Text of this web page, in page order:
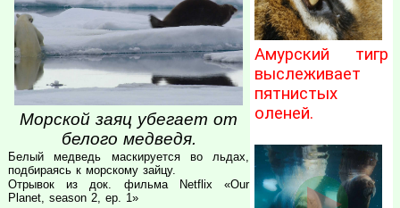
Морской заяц убегает от
белого медведя.
Белый медведь маскируется во льдах,
подбираясь к морскому зайцу.
Отрывок из док. фильма Netflix «Our
Planet, season 2, ep. 1»
Амурский тигр
выслеживает
пятнистых
оленей.